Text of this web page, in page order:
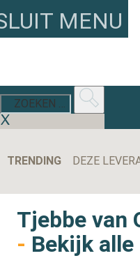
MENU
TRENDING
Tjebbe van
- Bekijk